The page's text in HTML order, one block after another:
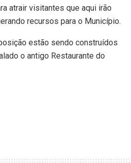
atrair visitantes que aqui irão
recursos para o Município.
estão sendo construídos
o antigo Restaurante do